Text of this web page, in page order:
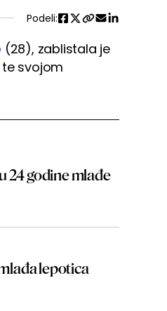
Podeli:
(28), zablistala je
te svojom
24 godine mlađe
lepotica